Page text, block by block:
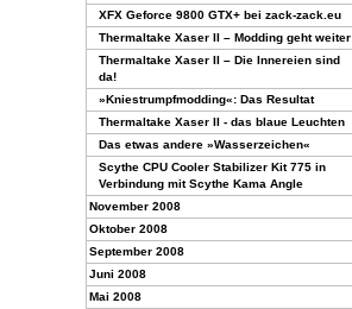
XFX Geforce 9800 GTX+ bei zack-zack.eu
Thermaltake Xaser II – Modding geht weiter
Thermaltake Xaser II – Die Innereien sind
da!
»Kniestrumpfmodding«: Das Resultat
Thermaltake Xaser II - das blaue Leuchten
Das etwas andere »Wasserzeichen«
Scythe CPU Cooler Stabilizer Kit 775 in
Verbindung mit Scythe Kama Angle
November 2008
Oktober 2008
September 2008
Juni 2008
Mai 2008